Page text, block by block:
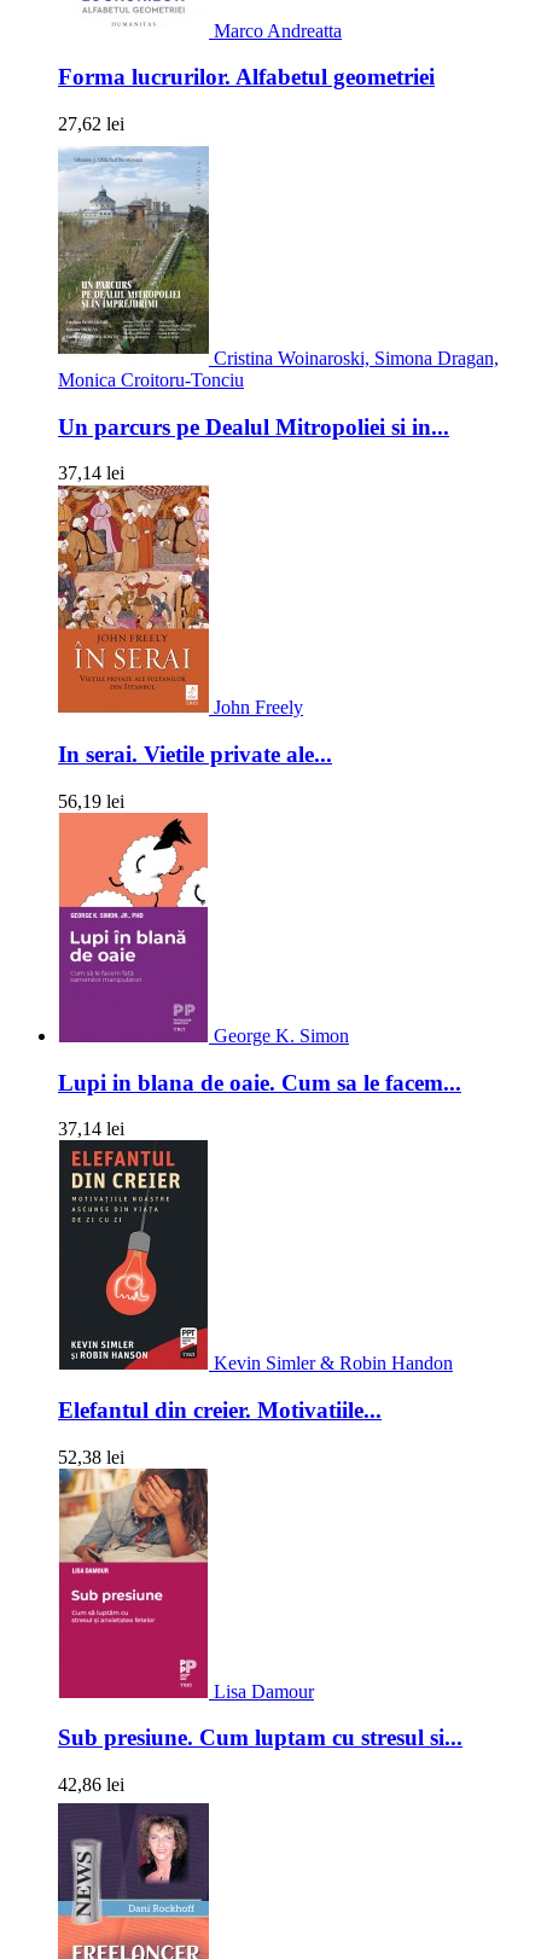
Marco Andreatta
Forma lucrurilor. Alfabetul geometriei
27,62 lei
Cristina Woinaroski, Simona Dragan,
Monica Croitoru-Tonciu
Un parcurs pe Dealul Mitropoliei si in...
37,14 lei
John Freely
In serai. Vietile private ale...
56,19 lei
George K. Simon
Lupi in blana de oaie. Cum sa le facem...
37,14 lei
Kevin Simler & Robin Handon
Elefantul din creier. Motivatiile...
52,38 lei
Lisa Damour
Sub presiune. Cum luptam cu stresul si...
42,86 lei